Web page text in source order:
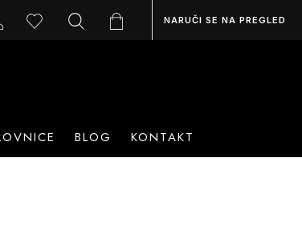
NARUČI SE NA PREGLED
BLOG KONTAKT